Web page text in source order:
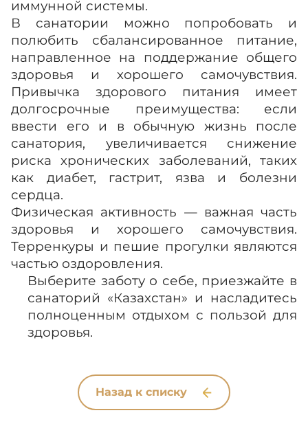
иммунной системы.
В санатории можно попробовать и
полюбить сбалансированное питание,
направленное на поддержание общего
здоровья и хорошего самочувствия.
Привычка здорового питания имеет
долгосрочные преимущества: если
ввести его и в обычную жизнь после
санатория, увеличивается снижение
риска хронических заболеваний, таких
как диабет, гастрит, язва и болезни
сердца.
Физическая активность — важная часть
здоровья и хорошего самочувствия.
Терренкуры и пешие прогулки являются
частью оздоровления.
Выберите заботу о себе, приезжайте в
санаторий «Казахстан» и насладитесь
полноценным отдыхом с пользой для
здоровья.
Назад к списку